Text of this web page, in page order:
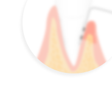
上顎植牙~ 上顎竇增高補骨